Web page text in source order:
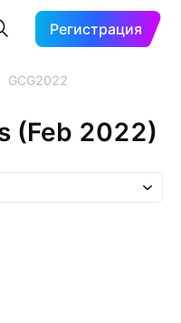
Регистрация
GCG2022
(Feb 2022)